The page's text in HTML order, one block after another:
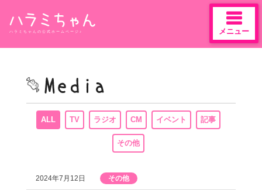
content
ハラミちゃんの公式ホームページ♪ メニュー
ALL TV ラジオ CM イベント 記事
その他
2024年7月12日 その他